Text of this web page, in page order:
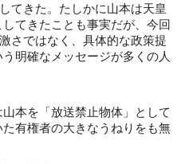
てきた。たしかに山本は天皇
てきたことも事実だが、今回
さではなく、具体的な政策提
明確なメッセージが多くの人
本を「放送禁止物体」として
有権者の大きなうねりをも無